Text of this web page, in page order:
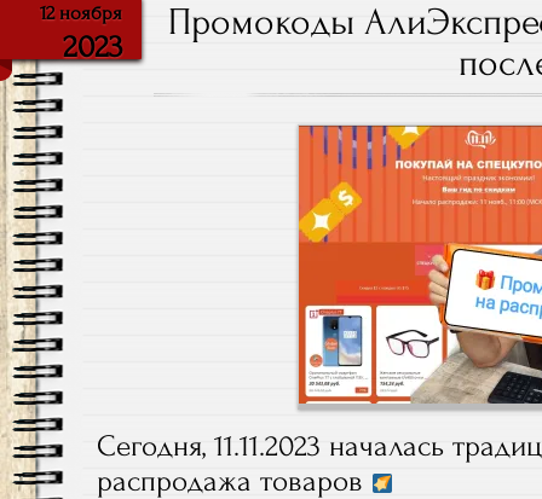
12 ноября
2023
Промокоды
Сегодня, 11.11.2023 началась
распродажа товаров